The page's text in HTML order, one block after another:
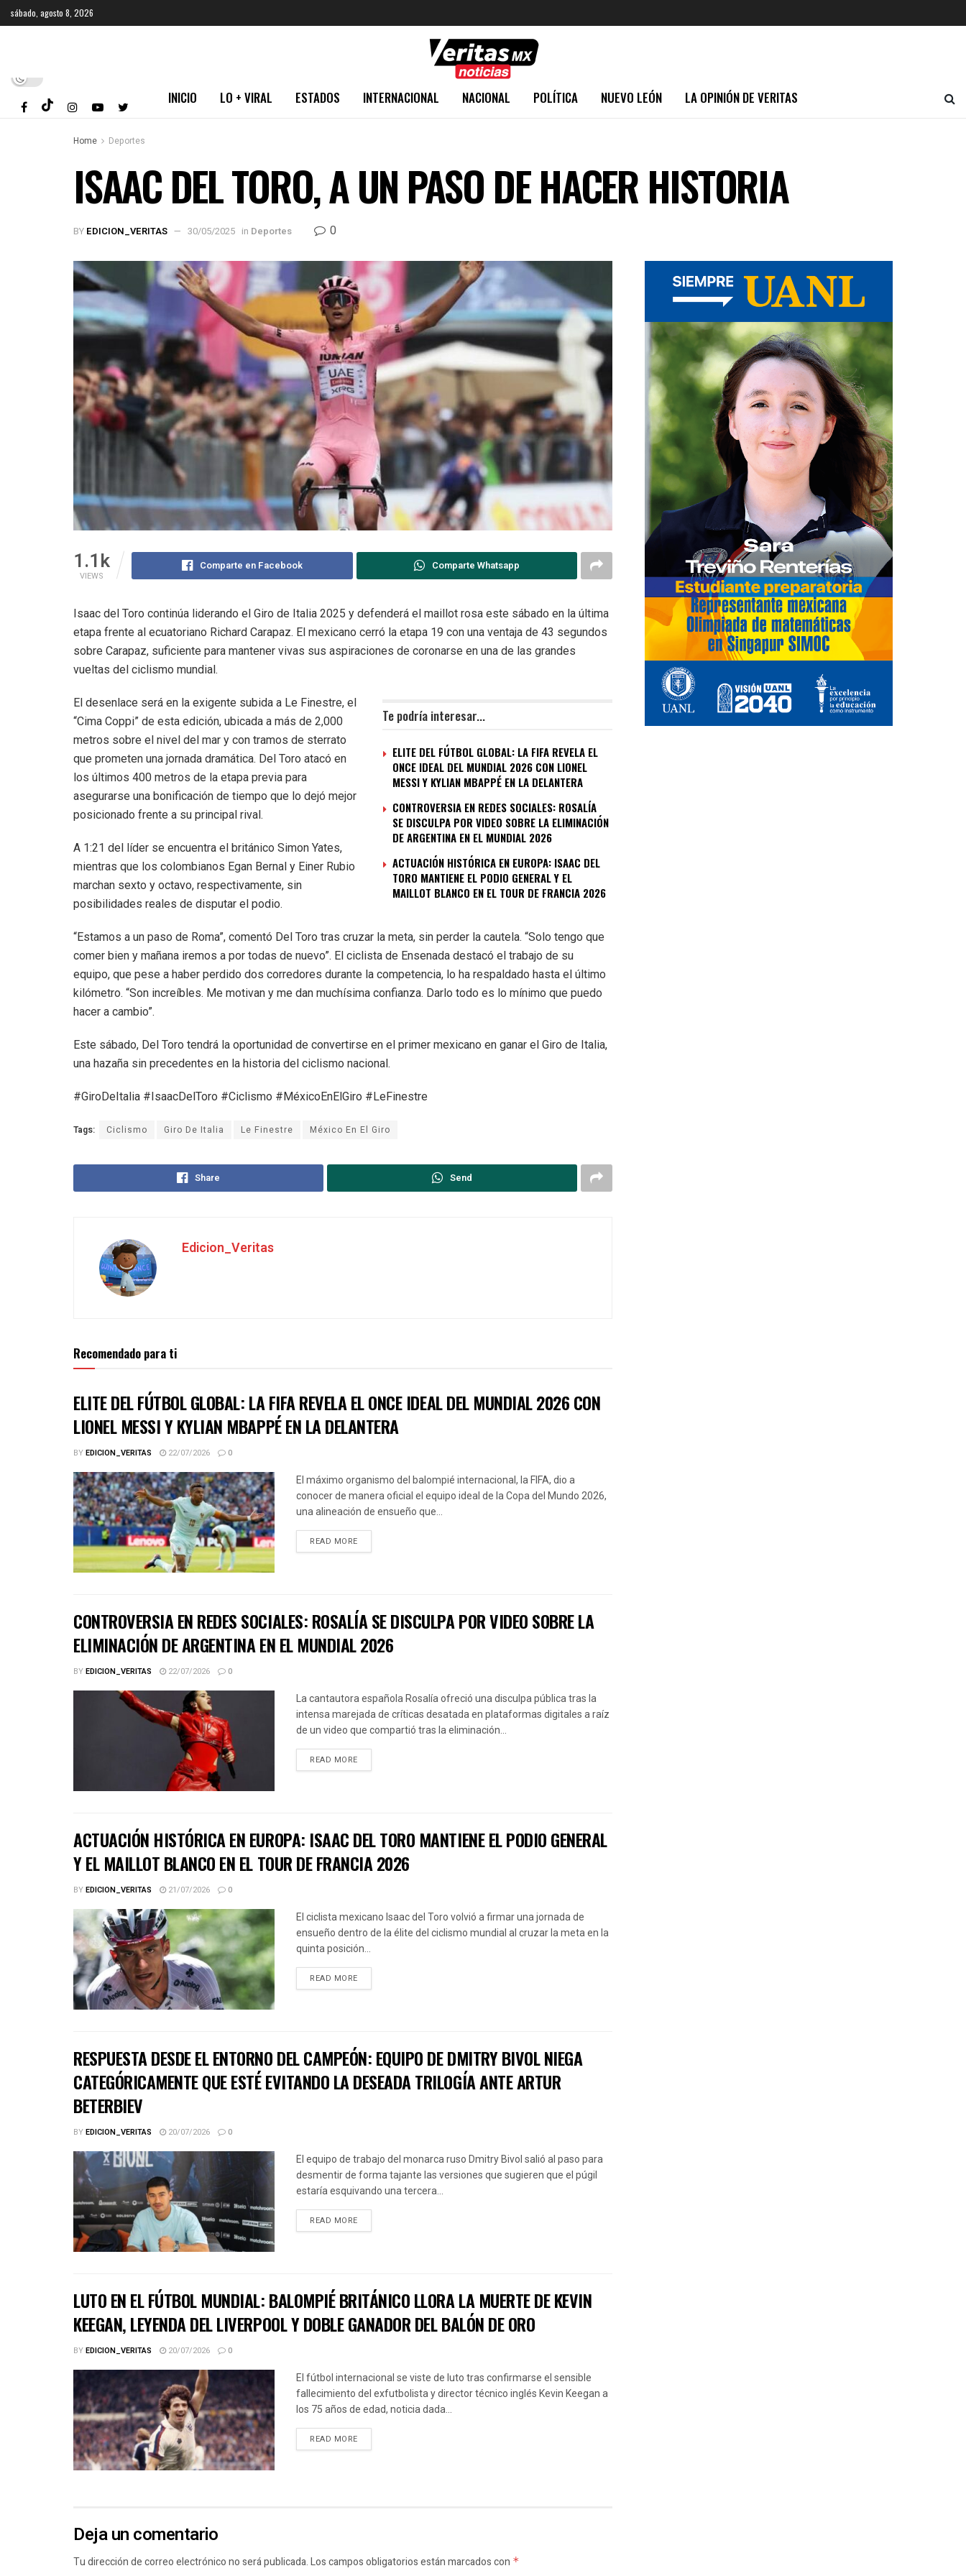
sábado, agosto 8, 2026
INICIO LO + VIRAL ESTADOS INTERNACIONAL NACIONAL POLÍTICA NUEVO LEÓN LA OPINIÓN DE VERITAS
Home Deportes
ISAAC DEL TORO, A UN PASO DE HACER HISTORIA
BY EDICION_VERITAS 30/05/2025 in Deportes 0
1.1k
VIEWS
Comparte en Facebook Comparte Whatsapp
Isaac del Toro continúa liderando el Giro de Italia 2025 y defenderá el maillot rosa este sábado en la última
etapa frente al ecuatoriano Richard Carapaz. El mexicano cerró la etapa 19 con una ventaja de 43 segundos
sobre Carapaz, suficiente para mantener vivas sus aspiraciones de coronarse en una de las grandes
vueltas del ciclismo mundial.
Te podría interesar...
ELITE DEL FÚTBOL GLOBAL: LA FIFA REVELA EL
ONCE IDEAL DEL MUNDIAL 2026 CON LIONEL
MESSI Y KYLIAN MBAPPÉ EN LA DELANTERA
CONTROVERSIA EN REDES SOCIALES: ROSALÍA
SE DISCULPA POR VIDEO SOBRE LA ELIMINACIÓN
DE ARGENTINA EN EL MUNDIAL 2026
ACTUACIÓN HISTÓRICA EN EUROPA: ISAAC DEL
TORO MANTIENE EL PODIO GENERAL Y EL
MAILLOT BLANCO EN EL TOUR DE FRANCIA 2026
El desenlace será en la exigente subida a Le Finestre, el
“Cima Coppi” de esta edición, ubicada a más de 2,000
metros sobre el nivel del mar y con tramos de sterrato
que prometen una jornada dramática. Del Toro atacó en
los últimos 400 metros de la etapa previa para
asegurarse una bonificación de tiempo que lo dejó mejor
posicionado frente a su principal rival.
A 1:21 del líder se encuentra el británico Simon Yates,
mientras que los colombianos Egan Bernal y Einer Rubio
marchan sexto y octavo, respectivamente, sin
posibilidades reales de disputar el podio.
“Estamos a un paso de Roma”, comentó Del Toro tras cruzar la meta, sin perder la cautela. “Solo tengo que
comer bien y mañana iremos a por todas de nuevo”. El ciclista de Ensenada destacó el trabajo de su
equipo, que pese a haber perdido dos corredores durante la competencia, lo ha respaldado hasta el último
kilómetro. “Son increíbles. Me motivan y me dan muchísima confianza. Darlo todo es lo mínimo que puedo
hacer a cambio”.
Este sábado, Del Toro tendrá la oportunidad de convertirse en el primer mexicano en ganar el Giro de Italia,
una hazaña sin precedentes en la historia del ciclismo nacional.
#GiroDeItalia #IsaacDelToro #Ciclismo #MéxicoEnElGiro #LeFinestre
Tags: Ciclismo Giro De Italia Le Finestre México En El Giro
Share Send
Edicion_Veritas
Recomendado para ti
ELITE DEL FÚTBOL GLOBAL: LA FIFA REVELA EL ONCE IDEAL DEL MUNDIAL 2026 CON
LIONEL MESSI Y KYLIAN MBAPPÉ EN LA DELANTERA
BYEDICION_VERITAS 22/07/2026 0
El máximo organismo del balompié internacional, la FIFA, dio a
conocer de manera oficial el equipo ideal de la Copa del Mundo 2026,
una alineación de ensueño que...
READ MORE
CONTROVERSIA EN REDES SOCIALES: ROSALÍA SE DISCULPA POR VIDEO SOBRE LA
ELIMINACIÓN DE ARGENTINA EN EL MUNDIAL 2026
BYEDICION_VERITAS 22/07/2026 0
La cantautora española Rosalía ofreció una disculpa pública tras la
intensa marejada de críticas desatada en plataformas digitales a raíz
de un video que compartió tras la eliminación...
READ MORE
ACTUACIÓN HISTÓRICA EN EUROPA: ISAAC DEL TORO MANTIENE EL PODIO GENERAL
Y EL MAILLOT BLANCO EN EL TOUR DE FRANCIA 2026
BYEDICION_VERITAS 21/07/2026 0
El ciclista mexicano Isaac del Toro volvió a firmar una jornada de
ensueño dentro de la élite del ciclismo mundial al cruzar la meta en la
quinta posición...
READ MORE
RESPUESTA DESDE EL ENTORNO DEL CAMPEÓN: EQUIPO DE DMITRY BIVOL NIEGA
CATEGÓRICAMENTE QUE ESTÉ EVITANDO LA DESEADA TRILOGÍA ANTE ARTUR
BETERBIEV
BYEDICION_VERITAS 20/07/2026 0
El equipo de trabajo del monarca ruso Dmitry Bivol salió al paso para
desmentir de forma tajante las versiones que sugieren que el púgil
estaría esquivando una tercera...
READ MORE
LUTO EN EL FÚTBOL MUNDIAL: BALOMPIÉ BRITÁNICO LLORA LA MUERTE DE KEVIN
KEEGAN, LEYENDA DEL LIVERPOOL Y DOBLE GANADOR DEL BALÓN DE ORO
BYEDICION_VERITAS 20/07/2026 0
El fútbol internacional se viste de luto tras confirmarse el sensible
fallecimiento del exfutbolista y director técnico inglés Kevin Keegan a
los 75 años de edad, noticia dada...
READ MORE
Deja un comentario
Tu dirección de correo electrónico no será publicada.Los campos obligatorios están marcados con *